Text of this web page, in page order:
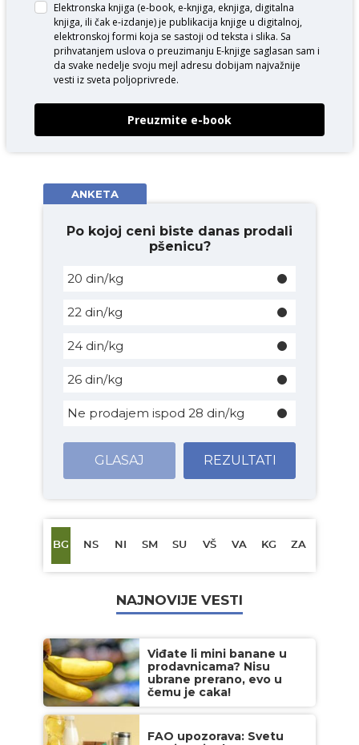
Elektronska knjiga (e-book, e-knjiga, eknjiga, digitalna
knjiga, ili čak e-izdanje) je publikacija knjige u digitalnoj,
elektronskoj formi koja se sastoji od teksta i slika. Sa
prihvatanjem uslova o preuzimanju E-knjige saglasan sam i
da svake nedelje svoju mejl adresu dobijam najvažnije
vesti iz sveta poljoprivrede.
Preuzmite e-book
ANKETA
Po kojoj ceni biste danas prodali
pšenicu?
20 din/kg
22 din/kg
24 din/kg
26 din/kg
Ne prodajem ispod 28 din/kg
GLASAJ REZULTATI
BG NS NI SM SU VŠ VA KG ZA
NAJNOVIJE VESTI
Viđate li mini banane u
prodavnicama? Nisu
ubrane prerano, evo u
čemu je caka!
FAO upozorava: Svetu